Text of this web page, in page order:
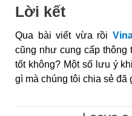
Lời kết
Qua bài viết vừa rồi
cũng như cung cấp thông
tốt không? Một số lưu ý
gì mà chúng tôi chia sẻ đã